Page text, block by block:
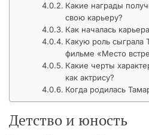
Какие награды
свою карьеру?
Как началась
Какую роль сыграла
фильме «Место
Какие черты
как актрису?
Когда родилась
Детство и юность